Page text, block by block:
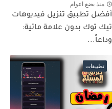
منذ بضع اعوام
أفضل تطبيق تنزيل فيديوهات
تيك توك بدون علامة مائية:
وداعاً...
تطبيقات